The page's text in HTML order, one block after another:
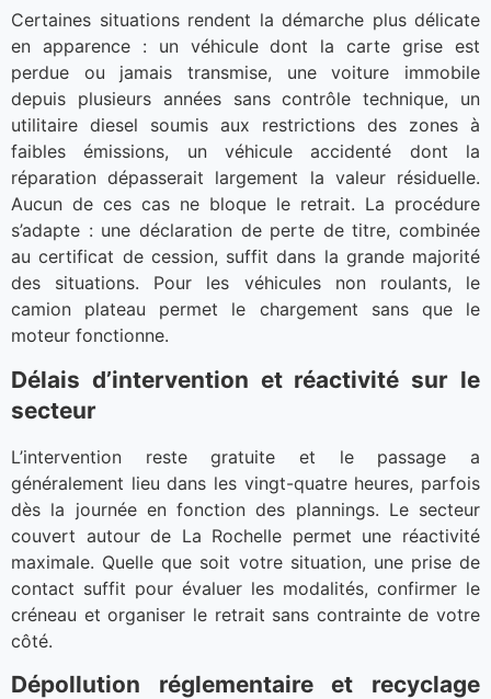
Certaines situations rendent la démarche plus délicate
en apparence : un véhicule dont la carte grise est
perdue ou jamais transmise, une voiture immobile
depuis plusieurs années sans contrôle technique, un
utilitaire diesel soumis aux restrictions des zones à
faibles émissions, un véhicule accidenté dont la
réparation dépasserait largement la valeur résiduelle.
Aucun de ces cas ne bloque le retrait. La procédure
s’adapte : une déclaration de perte de titre, combinée
au certificat de cession, suffit dans la grande majorité
des situations. Pour les véhicules non roulants, le
camion plateau permet le chargement sans que le
moteur fonctionne.
Délais d’intervention et réactivité sur le
secteur
L’intervention reste gratuite et le passage a
généralement lieu dans les vingt-quatre heures, parfois
dès la journée en fonction des plannings. Le secteur
couvert autour de La Rochelle permet une réactivité
maximale. Quelle que soit votre situation, une prise de
contact suffit pour évaluer les modalités, confirmer le
créneau et organiser le retrait sans contrainte de votre
côté.
Dépollution réglementaire et recyclage